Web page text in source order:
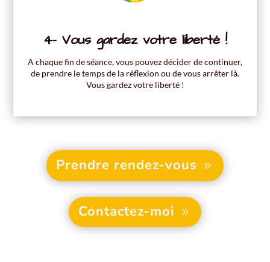
4- Vous gardez votre liberté !
A chaque fin de séance, vous pouvez décider de continuer,
de prendre le temps de la réflexion ou de vous arrêter là.
Vous gardez votre liberté !
Prendre rendez-vous
Contactez-moi